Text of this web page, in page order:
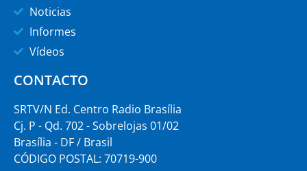
Noticias
Informes
Vídeos
CONTACTO
SRTV/N Ed. Centro Radio Brasília
Cj. P - Qd. 702 - Sobrelojas 01/02
Brasília - DF / Brasil
CÓDIGO POSTAL: 70719-900